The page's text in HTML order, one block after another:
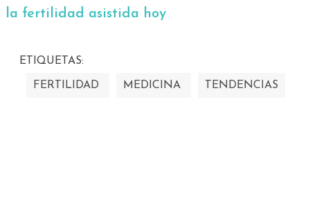
la fertilidad asistida hoy
ETIQUETAS:
FERTILIDAD MEDICINA TENDENCIAS